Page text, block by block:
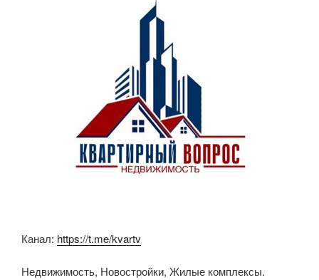
Канал: https://t.me/kvartv
Недвижимость, Новостройки, Жилые комплексы.